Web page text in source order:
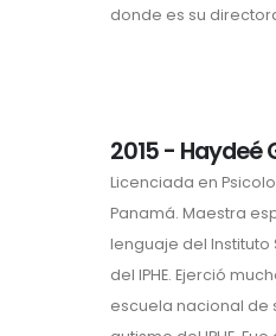
donde es su
2015 - Haydeé
Licenciada en
Panamá. Maestra
lenguaje del Instituto
del IPHE. Ejerció
escuela nacional de